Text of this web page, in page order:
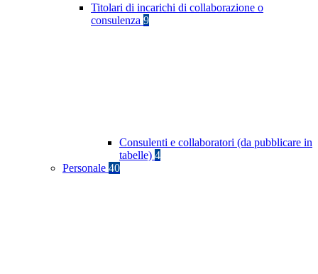
Titolari di incarichi di collaborazione o
consulenza 9
Consulenti e collaboratori (da pubblicare in
tabelle) 4
Personale 40